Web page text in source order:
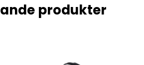
produkter